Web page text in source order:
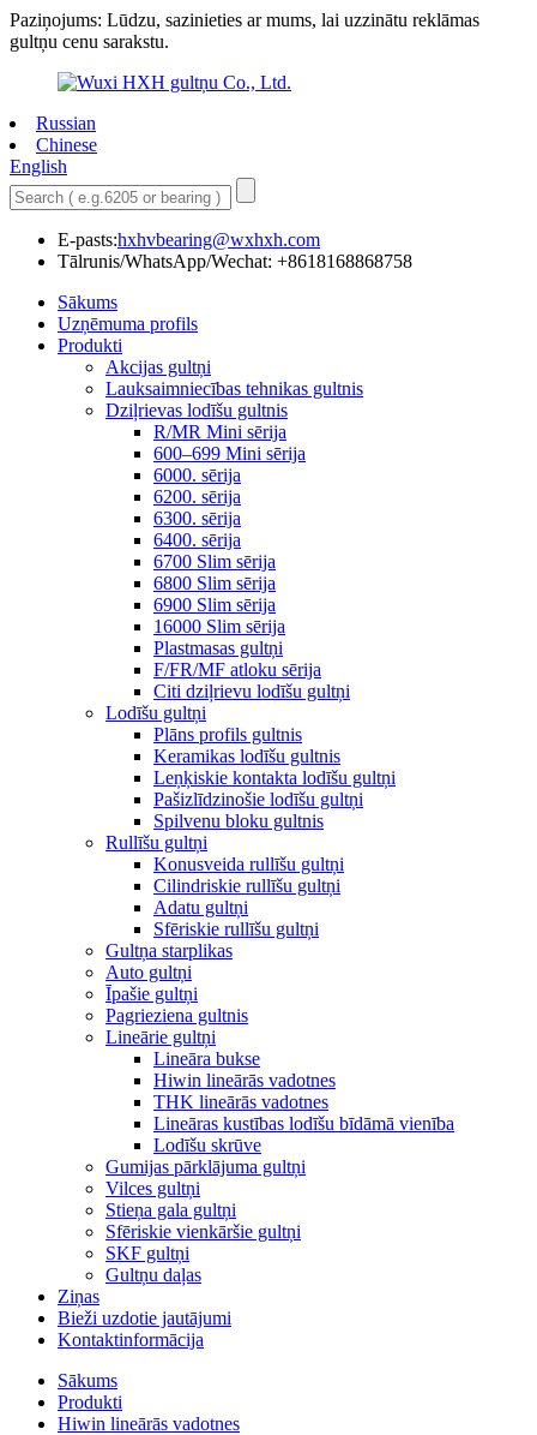
Paziņojums: Lūdzu, sazinieties ar mums, lai uzzinātu reklāmas
gultņu cenu sarakstu.
Russian
Chinese
English
E-pasts:hxhvbearing@wxhxh.com
Tālrunis/WhatsApp/Wechat: +8618168868758
Sākums
Uzņēmuma profils
Produkti
Akcijas gultņi
Lauksaimniecības tehnikas gultnis
Dziļrievas lodīšu gultnis
R/MR Mini sērija
600–699 Mini sērija
6000. sērija
6200. sērija
6300. sērija
6400. sērija
6700 Slim sērija
6800 Slim sērija
6900 Slim sērija
16000 Slim sērija
Plastmasas gultņi
F/FR/MF atloku sērija
Citi dziļrievu lodīšu gultņi
Lodīšu gultņi
Plāns profils gultnis
Keramikas lodīšu gultnis
Leņķiskie kontakta lodīšu gultņi
Pašizlīdzinošie lodīšu gultņi
Spilvenu bloku gultnis
Rullīšu gultņi
Konusveida rullīšu gultņi
Cilindriskie rullīšu gultņi
Adatu gultņi
Sfēriskie rullīšu gultņi
Gultņa starplikas
Auto gultņi
Īpašie gultņi
Pagrieziena gultnis
Lineārie gultņi
Lineāra bukse
Hiwin lineārās vadotnes
THK lineārās vadotnes
Lineāras kustības lodīšu bīdāmā vienība
Lodīšu skrūve
Gumijas pārklājuma gultņi
Vilces gultņi
Stieņa gala gultņi
Sfēriskie vienkāršie gultņi
SKF gultņi
Gultņu daļas
Ziņas
Bieži uzdotie jautājumi
Kontaktinformācija
Sākums
Produkti
Hiwin lineārās vadotnes